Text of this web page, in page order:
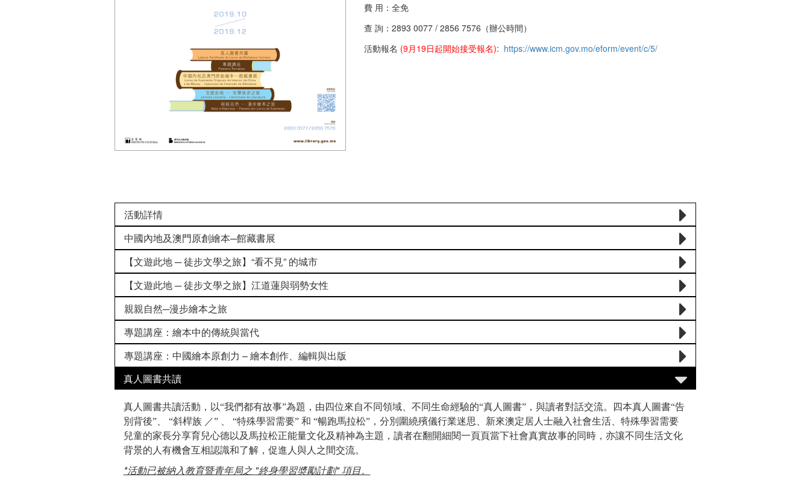
費 用：全免
查 詢：2893 0077 / 2856 7576（辦公時間）
活動報名 (9月19日起開始接受報名): https://www.icm.gov.mo/eform/event/c/5/
活動詳情
中國內地及澳門原創繪本─館藏書展
【文遊此地 ─ 徒步文學之旅】“看不見” 的城市
【文遊此地 ─ 徒步文學之旅】江道蓮與弱勢女性
親親自然─漫步繪本之旅
專題講座：繪本中的傳統與當代
專題講座：中國繪本原創力 – 繪本創作、編輯與出版
真人圖書共讀
真人圖書共讀活動，以“我們都有故事”為題，由四位來自不同領域、不同生命經驗的“真人圖書”，與讀者對話交流。四本真人圖書“告
別背後”、 “斜桿族 ／” 、 “特殊學習需要” 和 “暢跑馬拉松”，分別圍繞殯儀行業迷思、新來澳定居人士融入社會生活、特殊學習需要
兒童的家長分享育兒心德以及馬拉松正能量文化及精神為主題，讀者在翻開細閱一頁頁當下社會真實故事的同時，亦讓不同生活文化
背景的人有機會互相認識和了解，促進人與人之間交流。
*活動已被納入教育暨青年局之 "終身學習奬勵計劃" 項目。